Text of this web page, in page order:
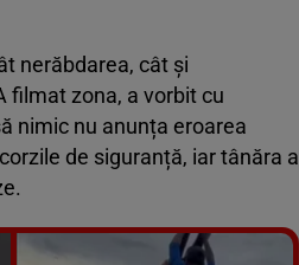
nerăbdarea, cât și
filmat zona, a vorbit cu
nimic nu anunța eroarea
de siguranță, iar tânăra a